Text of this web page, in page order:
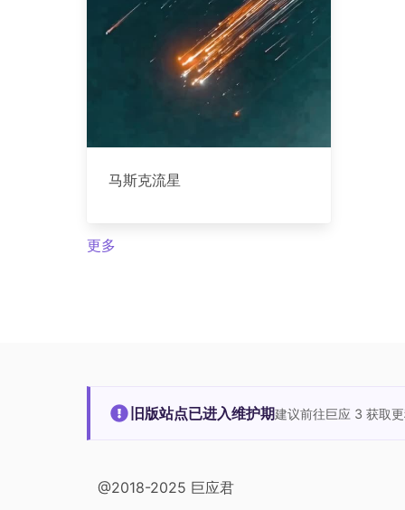
马斯克流星
更多
旧版站点已进入维护期建议前往巨应 3 获取
@2018-2025 巨应君